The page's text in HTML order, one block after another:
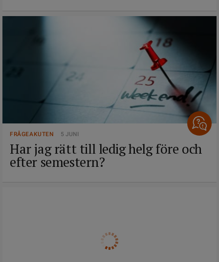
FRÅGEAKUTEN 5 JUNI
Har jag rätt till ledig helg före och
efter semestern?